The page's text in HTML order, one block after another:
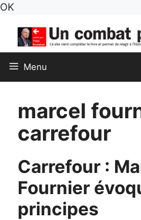
OKAller
contenu
Menu
marcel
carrefour
Carrefour :
Fournier
principes